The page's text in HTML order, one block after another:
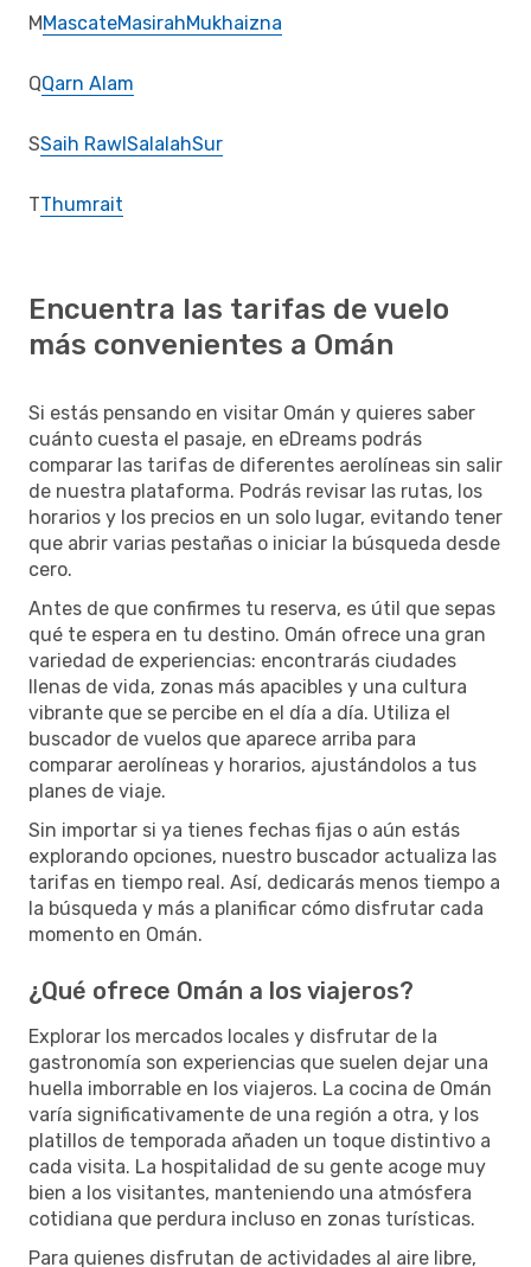
MMascateMasirahMukhaizna
QQarn Alam
SSaih RawlSalalahSur
TThumrait
Encuentra las tarifas de vuelo
más convenientes a Omán
Si estás pensando en visitar Omán y quieres saber
cuánto cuesta el pasaje, en eDreams podrás
comparar las tarifas de diferentes aerolíneas sin salir
de nuestra plataforma. Podrás revisar las rutas, los
horarios y los precios en un solo lugar, evitando tener
que abrir varias pestañas o iniciar la búsqueda desde
cero.
Antes de que confirmes tu reserva, es útil que sepas
qué te espera en tu destino. Omán ofrece una gran
variedad de experiencias: encontrarás ciudades
llenas de vida, zonas más apacibles y una cultura
vibrante que se percibe en el día a día. Utiliza el
buscador de vuelos que aparece arriba para
comparar aerolíneas y horarios, ajustándolos a tus
planes de viaje.
Sin importar si ya tienes fechas fijas o aún estás
explorando opciones, nuestro buscador actualiza las
tarifas en tiempo real. Así, dedicarás menos tiempo a
la búsqueda y más a planificar cómo disfrutar cada
momento en Omán.
¿Qué ofrece Omán a los viajeros?
Explorar los mercados locales y disfrutar de la
gastronomía son experiencias que suelen dejar una
huella imborrable en los viajeros. La cocina de Omán
varía significativamente de una región a otra, y los
platillos de temporada añaden un toque distintivo a
cada visita. La hospitalidad de su gente acoge muy
bien a los visitantes, manteniendo una atmósfera
cotidiana que perdura incluso en zonas turísticas.
Para quienes disfrutan de actividades al aire libre,